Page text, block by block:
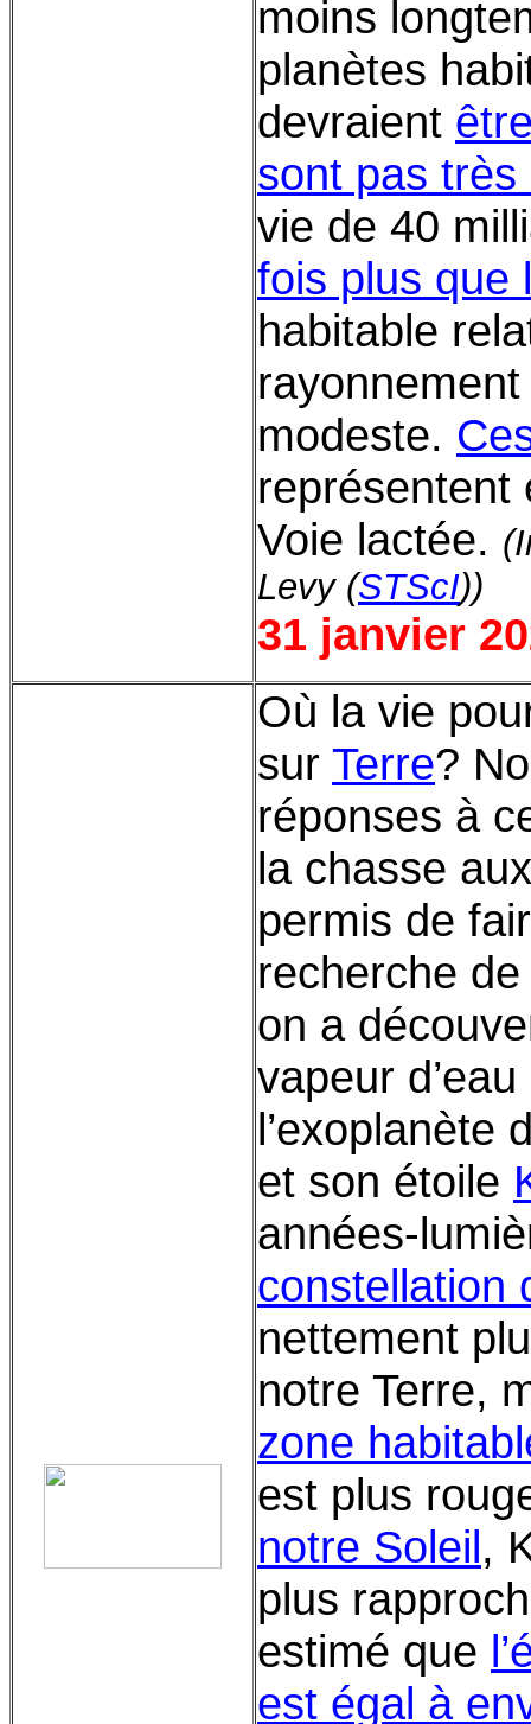
moins
planètes
devraient
sont pas très
vie de 40
fois plus que
habitable
modeste.
représentent
Voie lactée.
Levy (STScI))
31 janvier
Où la vie
sur Terre?
réponses à
la chasse
permis de
recherche
on a
vapeur
l’exoplanète
et son étoile
années-
constellation
nettement
notre Terre,
zone
est plus
notre Soleil,
plus
estimé que
est égal à